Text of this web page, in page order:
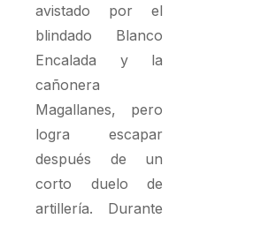
avistado por el
blindado Blanco
Encalada y la
cañonera
Magallanes, pero
logra escapar
después de un
corto duelo de
artillería. Durante